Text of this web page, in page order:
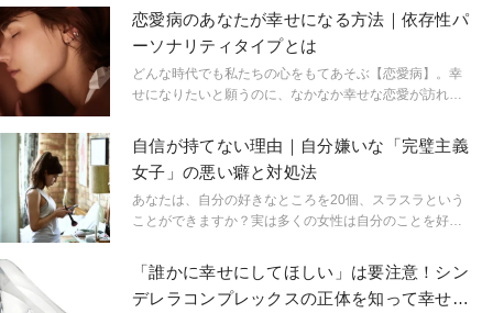
恋愛をするための見極め方を数回に渡ってお伝えしてい
きます。
恋愛病のあなたが幸せになる方法｜依存性パ
ーソナリティタイプとは
どんな時代でも私たちの心をもてあそぶ【恋愛病】。幸
せになりたいと願うのに、なかなか幸せな恋愛が訪れな
恋愛をするための見極め方を数回に渡ってお伝えしてい
きます。
自信が持てない理由｜自分嫌いな「完璧主義
女子」の悪い癖と対処法
あなたは、自分の好きなところを20個、スラスラという
ことができますか？実は多くの女性は自分のことを好き
いる、etc…なぜ女性はそんなにも多くのことを自分自身
に求めているのでしょうか？その理由は、根っからの完
璧主義で、ここまでできないと「できたとは言えない」
「誰かに幸せにしてほしい」は要注意！シン
デレラコンプレックスの正体を知って幸せな